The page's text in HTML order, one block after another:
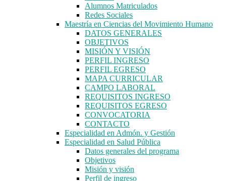
Alumnos Matriculados
Redes Sociales
Maestría en Ciencias del Movimiento Humano
DATOS GENERALES
OBJETIVOS
MISIÓN Y VISIÓN
PERFIL INGRESO
PERFIL EGRESO
MAPA CURRICULAR
CAMPO LABORAL
REQUISITOS INGRESO
REQUISITOS EGRESO
CONVOCATORIA
CONTACTO
Especialidad en Admón. y Gestión
Especialidad en Salud Pública
Datos generales del programa
Objetivos
Misión y visión
Perfil de ingreso